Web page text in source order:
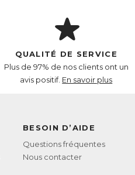
QUALITÉ DE SERVICE
Plus de 97% de nos clients ont un
avis positif. En savoir plus
BESOIN D’AIDE
Questions fréquentes
Nous contacter